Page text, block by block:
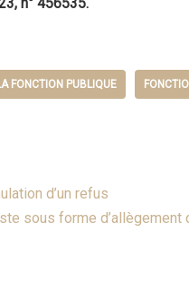
FONCTION PUBLIQUE
d’un refus
sous forme d’allègement